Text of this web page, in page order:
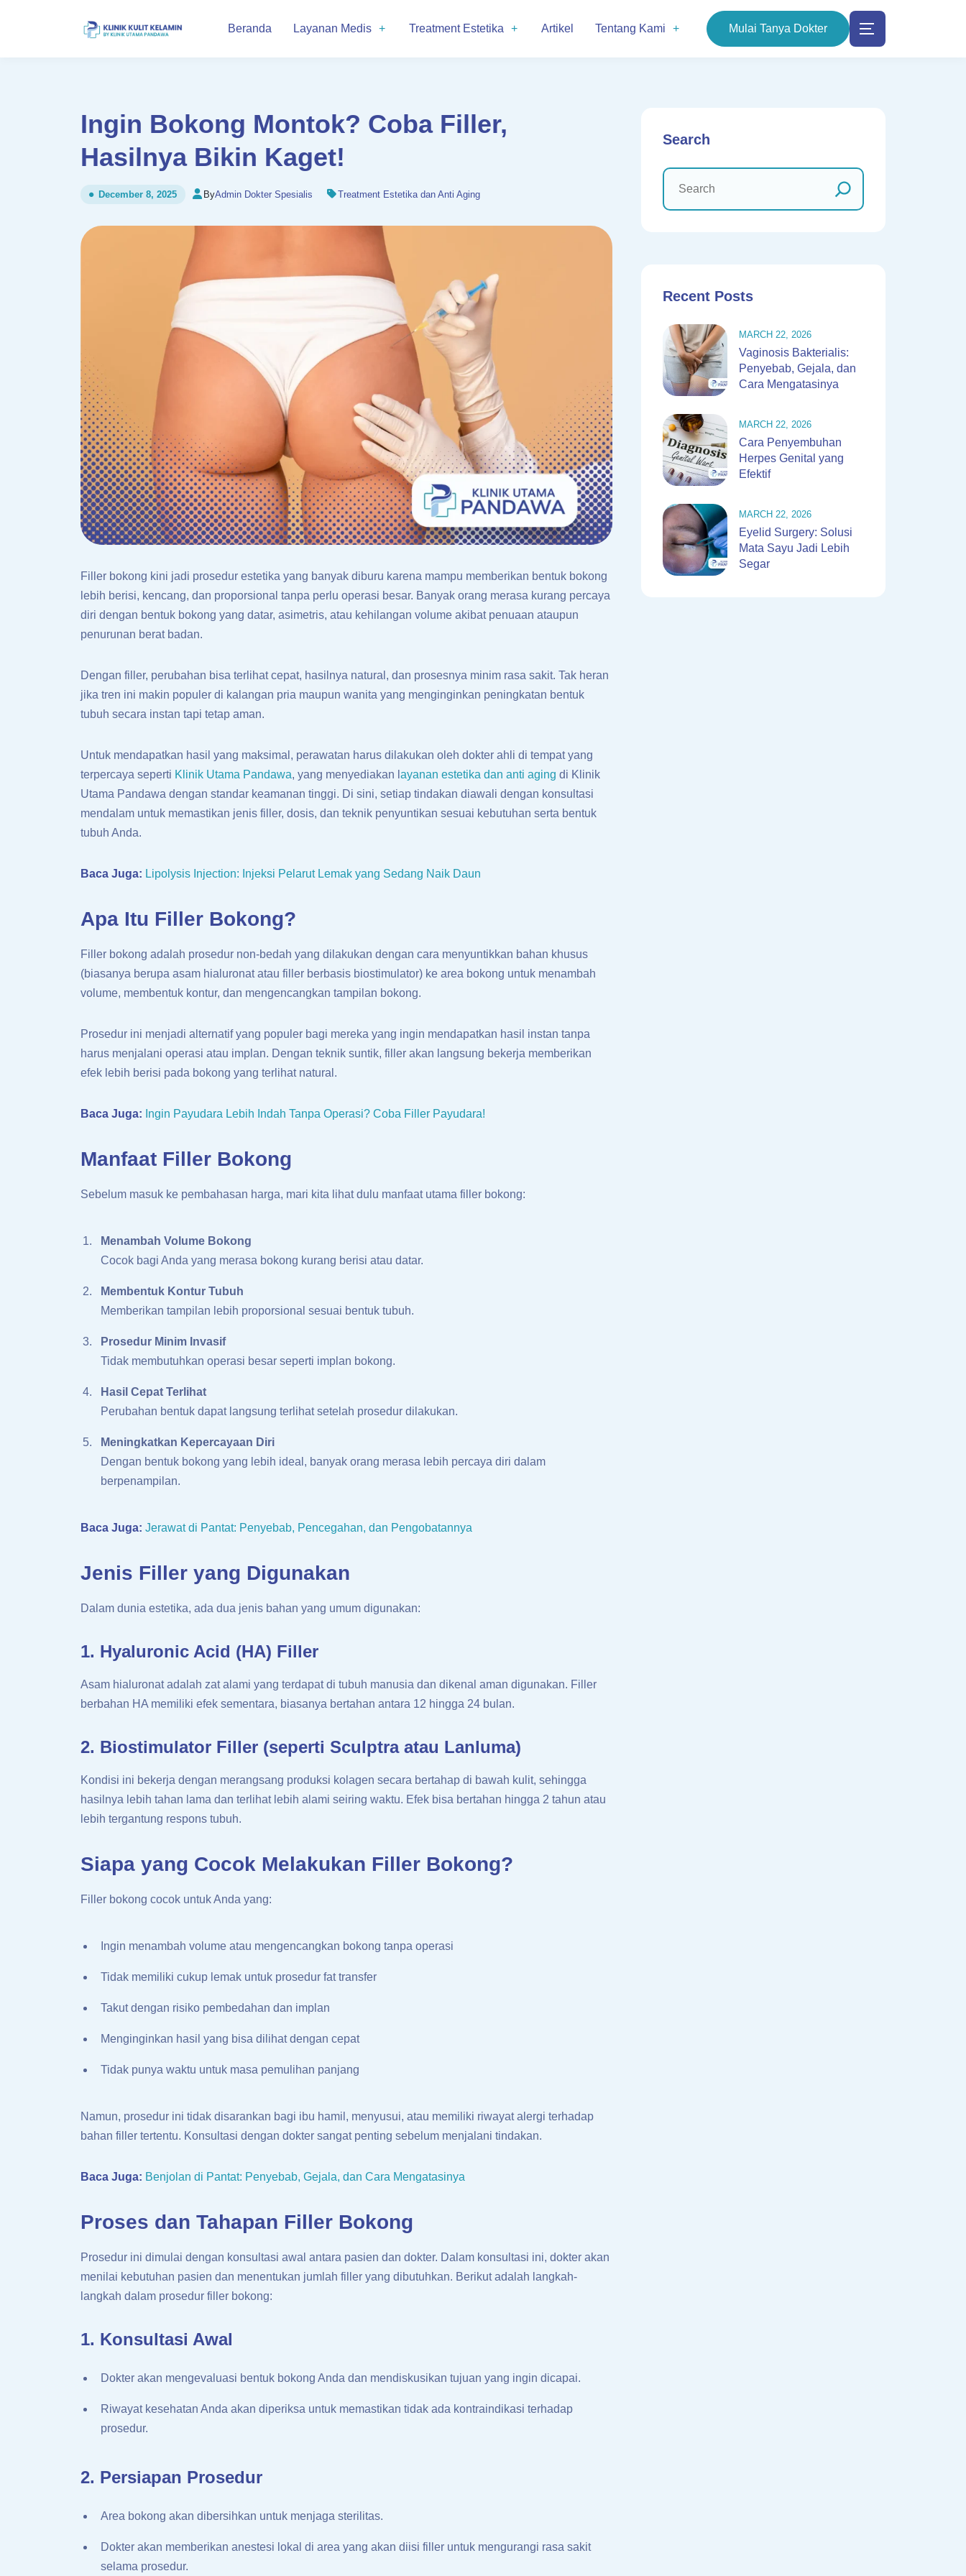
Beranda Layanan Medis Treatment Estetika Artikel Tentang Kami Mulai Tanya Dokter
Ingin Bokong Montok? Coba Filler,
Hasilnya Bikin Kaget!
December 8, 2025 ByAdmin Dokter Spesialis Treatment Estetika dan Anti Aging
Filler bokong kini jadi prosedur estetika yang banyak diburu karena mampu memberikan bentuk bokong
lebih berisi, kencang, dan proporsional tanpa perlu operasi besar. Banyak orang merasa kurang percaya
diri dengan bentuk bokong yang datar, asimetris, atau kehilangan volume akibat penuaan ataupun
penurunan berat badan.
Dengan filler, perubahan bisa terlihat cepat, hasilnya natural, dan prosesnya minim rasa sakit. Tak heran
jika tren ini makin populer di kalangan pria maupun wanita yang menginginkan peningkatan bentuk
tubuh secara instan tapi tetap aman.
Untuk mendapatkan hasil yang maksimal, perawatan harus dilakukan oleh dokter ahli di tempat yang
terpercaya seperti Klinik Utama Pandawa, yang menyediakan l ayanan estetika dan anti aging di Klinik
Utama Pandawa dengan standar keamanan tinggi. Di sini, setiap tindakan diawali dengan konsultasi
mendalam untuk memastikan jenis filler, dosis, dan teknik penyuntikan sesuai kebutuhan serta bentuk
tubuh Anda.
Baca Juga: Lipolysis Injection: Injeksi Pelarut Lemak yang Sedang Naik Daun
Apa Itu Filler Bokong?
Filler bokong adalah prosedur non-bedah yang dilakukan dengan cara menyuntikkan bahan khusus
(biasanya berupa asam hialuronat atau filler berbasis biostimulator) ke area bokong untuk menambah
volume, membentuk kontur, dan mengencangkan tampilan bokong.
Prosedur ini menjadi alternatif yang populer bagi mereka yang ingin mendapatkan hasil instan tanpa
harus menjalani operasi atau implan. Dengan teknik suntik, filler akan langsung bekerja memberikan
efek lebih berisi pada bokong yang terlihat natural.
Baca Juga: Ingin Payudara Lebih Indah Tanpa Operasi? Coba Filler Payudara!
Manfaat Filler Bokong
Sebelum masuk ke pembahasan harga, mari kita lihat dulu manfaat utama filler bokong:
Menambah Volume Bokong
Cocok bagi Anda yang merasa bokong kurang berisi atau datar.
Membentuk Kontur Tubuh
Memberikan tampilan lebih proporsional sesuai bentuk tubuh.
Prosedur Minim Invasif
Tidak membutuhkan operasi besar seperti implan bokong.
Hasil Cepat Terlihat
Perubahan bentuk dapat langsung terlihat setelah prosedur dilakukan.
Meningkatkan Kepercayaan Diri
Dengan bentuk bokong yang lebih ideal, banyak orang merasa lebih percaya diri dalam
berpenampilan.
Baca Juga: Jerawat di Pantat: Penyebab, Pencegahan, dan Pengobatannya
Jenis Filler yang Digunakan
Dalam dunia estetika, ada dua jenis bahan yang umum digunakan:
1. Hyaluronic Acid (HA) Filler
Asam hialuronat adalah zat alami yang terdapat di tubuh manusia dan dikenal aman digunakan. Filler
berbahan HA memiliki efek sementara, biasanya bertahan antara 12 hingga 24 bulan.
2. Biostimulator Filler (seperti Sculptra atau Lanluma)
Kondisi ini bekerja dengan merangsang produksi kolagen secara bertahap di bawah kulit, sehingga
hasilnya lebih tahan lama dan terlihat lebih alami seiring waktu. Efek bisa bertahan hingga 2 tahun atau
lebih tergantung respons tubuh.
Siapa yang Cocok Melakukan Filler Bokong?
Filler bokong cocok untuk Anda yang:
Ingin menambah volume atau mengencangkan bokong tanpa operasi
Tidak memiliki cukup lemak untuk prosedur fat transfer
Takut dengan risiko pembedahan dan implan
Menginginkan hasil yang bisa dilihat dengan cepat
Tidak punya waktu untuk masa pemulihan panjang
Namun, prosedur ini tidak disarankan bagi ibu hamil, menyusui, atau memiliki riwayat alergi terhadap
bahan filler tertentu. Konsultasi dengan dokter sangat penting sebelum menjalani tindakan.
Baca Juga: Benjolan di Pantat: Penyebab, Gejala, dan Cara Mengatasinya
Proses dan Tahapan Filler Bokong
Prosedur ini dimulai dengan konsultasi awal antara pasien dan dokter. Dalam konsultasi ini, dokter akan
menilai kebutuhan pasien dan menentukan jumlah filler yang dibutuhkan. Berikut adalah langkah-
langkah dalam prosedur filler bokong:
1. Konsultasi Awal
Dokter akan mengevaluasi bentuk bokong Anda dan mendiskusikan tujuan yang ingin dicapai.
Riwayat kesehatan Anda akan diperiksa untuk memastikan tidak ada kontraindikasi terhadap
prosedur.
2. Persiapan Prosedur
Area bokong akan dibersihkan untuk menjaga sterilitas.
Dokter akan memberikan anestesi lokal di area yang akan diisi filler untuk mengurangi rasa sakit
selama prosedur.
Search
Recent Posts
MARCH 22, 2026
Vaginosis Bakterialis:
Penyebab, Gejala, dan
Cara Mengatasinya
MARCH 22, 2026
Cara Penyembuhan
Herpes Genital yang
Efektif
MARCH 22, 2026
Eyelid Surgery: Solusi
Mata Sayu Jadi Lebih
Segar